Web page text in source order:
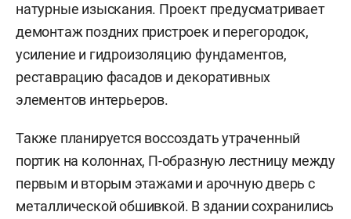
натурные изыскания. Проект предусматривает
демонтаж поздних пристроек и перегородок,
усиление и гидроизоляцию фундаментов,
реставрацию фасадов и декоративных
элементов интерьеров.
Также планируется воссоздать утраченный
портик на колоннах, П-образную лестницу между
первым и вторым этажами и арочную дверь с
металлической обшивкой. В здании сохранились